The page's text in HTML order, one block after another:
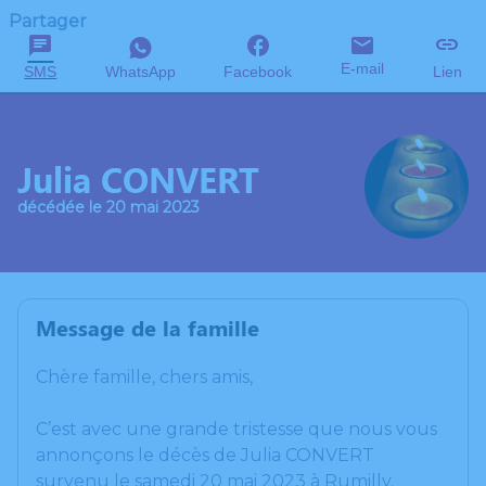
Partager
SMS WhatsApp Facebook E-mail Lien
Julia CONVERT
décédée le 20 mai 2023
Message de la famille
Chère famille, chers amis,
C’est avec une grande tristesse que nous vous
annonçons le décès de Julia CONVERT
survenu le samedi 20 mai 2023 à Rumilly.